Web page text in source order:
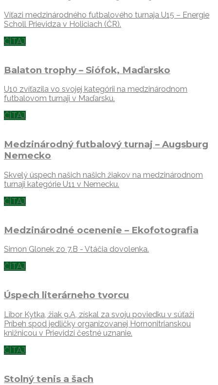
Víťazi medzinárodného futbalového turnaja U15 – Energie
Scholl Prievidza v Holiciach (ČR).
ČÍTAJ
Balaton trophy – Siófok, Maďarsko
U10 zvíťazila vo svojej kategórii na medzinárodnom
futbalovom turnaji v Maďarsku.
ČÍTAJ
Medzinárodný futbalový turnaj – Augsburg
Nemecko
Skvelý úspech našich našich žiakov na medzinárodnom
turnaji kategórie U11 v Nemecku.
ČÍTAJ
Medzinárodné ocenenie – Ekofotografia
Simon Glonek zo 7.B - Vtáčia dovolenka.
ČÍTAJ
Úspech literárneho tvorcu
Libor Kytka, žiak 9.A, získal za svoju poviedku v súťaži
Príbeh spod jedličky organizovanej Hornonitrianskou
knižnicou v Prievidzi čestné uznanie.
ČÍTAJ
Stolný tenis a šach